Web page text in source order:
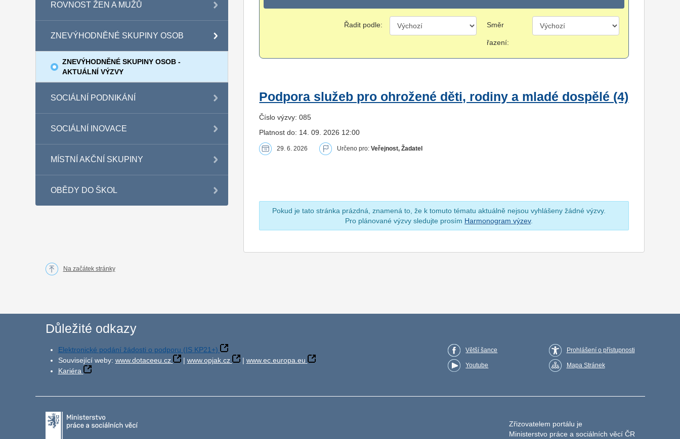
ROVNOST ŽEN A MUŽŮ
ZNEVÝHODNĚNÉ SKUPINY OSOB
ZNEVÝHODNĚNÉ SKUPINY OSOB -
AKTUÁLNÍ VÝZVY
SOCIÁLNÍ PODNIKÁNÍ
SOCIÁLNÍ INOVACE
MÍSTNÍ AKČNÍ SKUPINY
OBĚDY DO ŠKOL
Řadit podle: Směr
řazení:
Podpora služeb pro ohrožené děti, rodiny a mladé dospělé (4)
Číslo výzvy: 085
Platnost do: 14. 09. 2026 12:00
29. 6. 2026 Určeno pro:Veřejnost, Žadatel
Pokud je tato stránka prázdná, znamená to, že k tomuto tématu aktuálně nejsou vyhlášeny žádné výzvy.
Pro plánované výzvy sledujte prosím Harmonogram výzev.
Na začátek stránky
Důležité odkazy
Elektronické podání žádosti o podporu (IS KP21+)
Související weby: www.dotaceeu.cz | www.opjak.cz | www.ec.europa.eu
Kariéra
Větší šance
Youtube
Prohlášení o přístupnosti
Mapa Stránek
Zřizovatelem portálu je
Ministerstvo práce a sociálních věcí ČR